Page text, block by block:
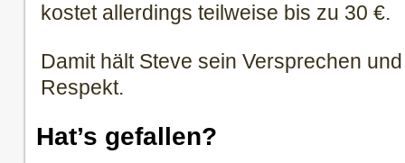
kostet allerdings teilweise bis zu 30 €.
Damit hält Steve sein Versprechen
Respekt.
Hat’s gefallen?